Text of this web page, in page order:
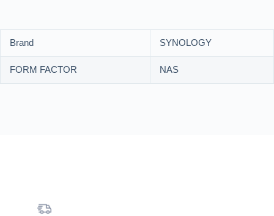
Brand
SYNOLOGY
FORM FACTOR
NAS